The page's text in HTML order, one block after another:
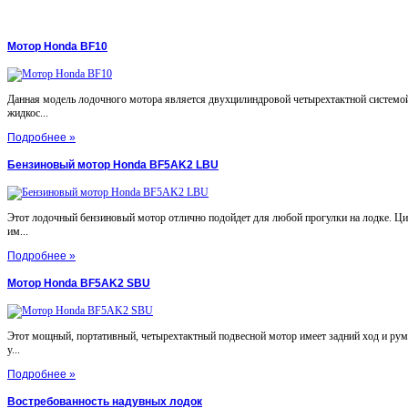
Мотор Honda BF10
Данная модель лодочного мотора является двухцилиндровой четырехтактной
жидкос...
Подробнее »
Бензиновый мотор Honda BF5AK2 LBU
Этот лодочный бензиновый мотор отлично подойдет для любой прогулки на лодке.
им...
Подробнее »
Мотор Honda BF5AK2 SBU
Этот мощный, портативный, четырехтактный подвесной мотор имеет задний ход и
у...
Подробнее »
Востребованность надувных лодок